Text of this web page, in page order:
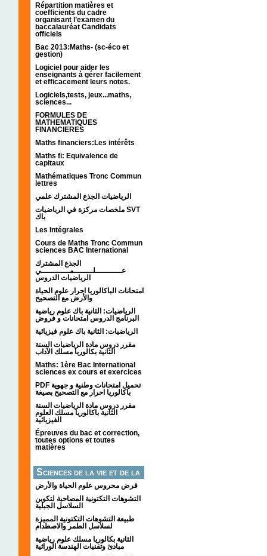
Répartition matières et
coefficients du cadre
organisant l’examen du
baccalauréat Candidats
officiels
Bac 2013:Maths- (sc-éco et
gestion)
Logiciel pour aider les
enseignants à gérer facilement
et efficacement leurs notes.
Logiciels,tests, jeux...maths,
sciences...
FORMULES DE
MATHEMATIQUES
FINANCIERES
Maths financiers:Les intérêts
Maths fi: Equivalence de
capitaux
Mathématiques Tronc Commun
lettres
الرياضيات الجذع المشترك علمي
ملخصات مركزة في الرياضيات SVT
باك
Les Intégrales
Cours de Maths Tronc Commun
sciences BAC International
الجذع المشترك
عـــــــــــلــــــــمــــــــــــي
الرياضيات الدروس
امتحانات الباكالوريا احرار علوم الحياة
والأرض مع التصحيح
الرياضيات: الثانية باك علوم رياضية
البرنامج الدروس امتحانات و فروض
الرياضيات: الثانية باك علوم فيزيائية
مقرر دروس مادة الرياضيات السنة
الثانية بكالوريا مسلك الآداب
Maths: 1ère Bac International
sciences ex cours et exercices
PDF تحميل امتحانات وطنية و جهوية
باكالوريا احرار مع التصحيح بصيغة
مقرر دروس مادة الرياضيات السنة
الثانية باكالوريا مسلك العلوم
الفيزيائية
Épreuves du bac et correction,
toutes options et toutes
matières
Sciences de la vie et de la
terre
فرض محروس علوم الحياة والأرض
التشوهات التكتونیة المصاحبة لتكوین
السلاسل الجبلیة
طبيعة التشوهات التكتونية المميزة
لسلاسل الطمر والاصطدام
الثانية بكالوريا مسلك علوم رياضية
مبادئ وتقنيات الهندسة الوراثية